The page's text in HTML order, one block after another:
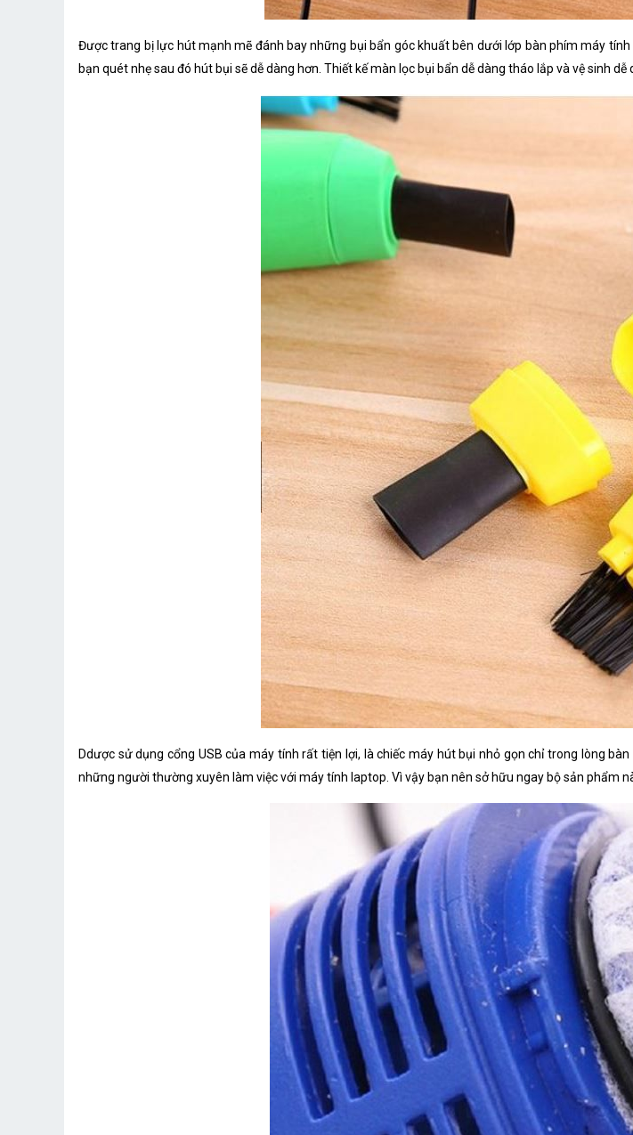
Được trang bị lực hút mạnh mẽ đánh bay những bụi bẩn góc khuất bên dưới lớp bàn phím máy
bạn quét nhẹ sau đó hút bụi sẽ dễ dàng hơn. Thiết kế màn lọc bụi bẩn dễ dàng tháo lắp và vệ sinh
Ddược sử dụng cổng USB của máy tính rất tiện lợi, là chiếc máy hút bụi nhỏ gọn chỉ trong lòng
những người thường xuyên làm việc với máy tính laptop. Vì vậy bạn nên sở hữu ngay bộ sản phẩm